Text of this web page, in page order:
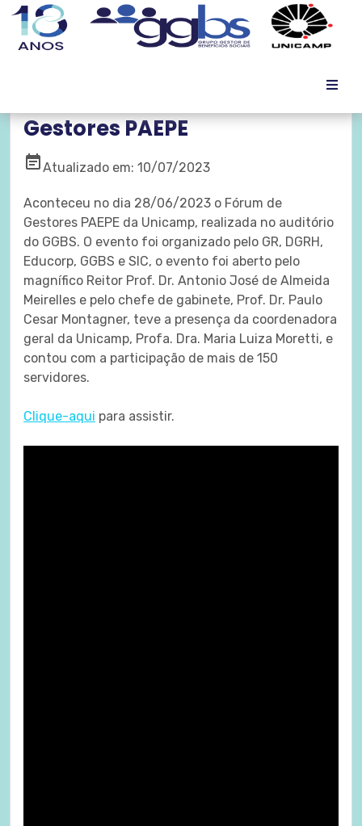
Gestores PAEPE
event_noteAtualizado em: 10/07/2023
Aconteceu no dia 28/06/2023 o Fórum de
Gestores PAEPE da Unicamp, realizada no auditório
do GGBS. O evento foi organizado pelo GR, DGRH,
Educorp, GGBS e SIC, o evento foi aberto pelo
magnífico Reitor Prof. Dr. Antonio José de Almeida
Meirelles e pelo chefe de gabinete, Prof. Dr. Paulo
Cesar Montagner, teve a presença da coordenadora
geral da Unicamp, Profa. Dra. Maria Luiza Moretti, e
contou com a participação de mais de 150
servidores.
Clique-aqui para assistir.